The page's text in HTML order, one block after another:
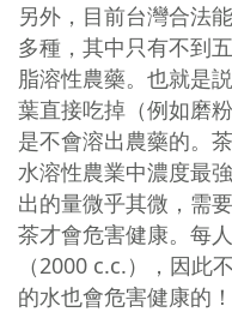
另外，目前台灣合法
多種，其中只有不到
脂溶性農藥。也就是
葉直接吃掉（例如磨
是不會溶出農藥的。
水溶性農業中濃度最
出的量微乎其微，需
茶才會危害健康。每
（2000 c.c.），因此
的水也會危害健康的！